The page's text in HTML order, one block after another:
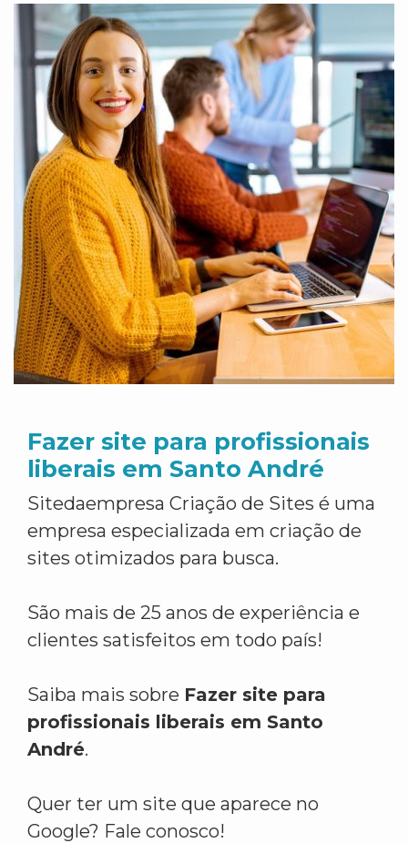
Fazer site para profissionais
liberais em Santo André
Sitedaempresa Criação de Sites é uma
empresa especializada em criação de
sites otimizados para busca.
São mais de 25 anos de experiência e
clientes satisfeitos em todo país!
Saiba mais sobre Fazer site para
profissionais liberais em Santo
André.
Quer ter um site que aparece no
Google? Fale conosco!